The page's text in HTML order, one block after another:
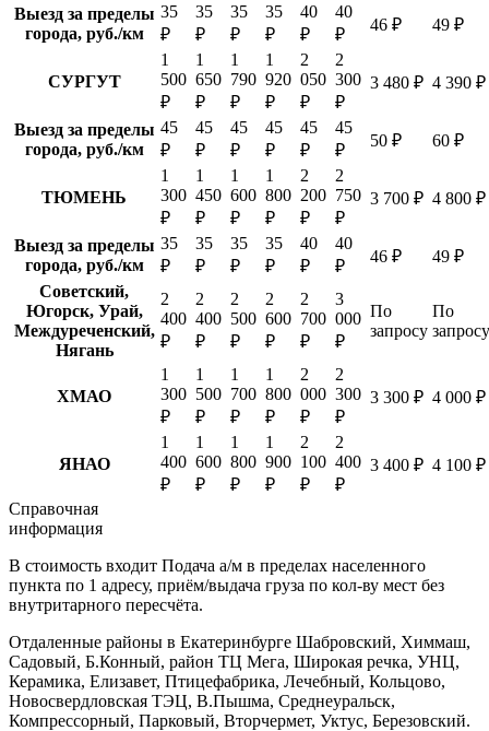
Выезд за пределы
города, руб./км
35
₽
35
₽
35
₽
35
₽
40
₽
40
₽
46 ₽ 49 ₽
СУРГУТ
1
500
₽
1
650
₽
1
790
₽
1
920
₽
2
050
₽
2
300
₽
3 480 ₽ 4 390 ₽
Выезд за пределы
города, руб./км
45
₽
45
₽
45
₽
45
₽
45
₽
45
₽
50 ₽ 60 ₽
ТЮМЕНЬ
1
300
₽
1
450
₽
1
600
₽
1
800
₽
2
200
₽
2
750
₽
3 700 ₽ 4 800 ₽
Выезд за пределы
города, руб./км
35
₽
35
₽
35
₽
35
₽
40
₽
40
₽
46 ₽
49 ₽
Советский,
Югорск, Урай,
Междуреченский,
Нягань
2
400
₽
2
400
₽
2
500
₽
2
600
₽
2
700
₽
3
000
₽
По
запросу
По
запросу
ХМАО
1
300
₽
1
500
₽
1
700
₽
1
800
₽
2
000
₽
2
300
₽
3 300 ₽ 4 000 ₽
ЯНАО
1
400
₽
1
600
₽
1
800
₽
1
900
₽
2
100
₽
2
400
₽
3 400 ₽ 4 100 ₽
Справочная
информация
В стоимость входит Подача а/м в пределах населенного
пункта по 1 адресу, приём/выдача груза по кол-ву мест без
внутритарного пересчёта.
Отдаленные районы в Екатеринбурге Шабровский, Химмаш,
Садовый, Б.Конный, район ТЦ Мега, Широкая речка, УНЦ,
Керамика, Елизавет, Птицефабрика, Лечебный, Кольцово,
Новосвердловская ТЭЦ, В.Пышма, Среднеуральск,
Компрессорный, Парковый, Вторчермет, Уктус, Березовский.